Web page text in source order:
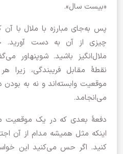
«بیست سال».
پس به‌جای مبارزه با ملال با آن
چیزی از آن به دست آورید.
ملال‌انگیز باشید. شوپنهاور
نقطۀ مقابل فریبندگی، زیرا
موقعیت وابسته‌اند و نه به
می‌انجامد.
دفعۀ بعدی که در یک موقعیت
اینکه مثل همیشه مدام از آن
کنید. اگر حس می‌کنید این